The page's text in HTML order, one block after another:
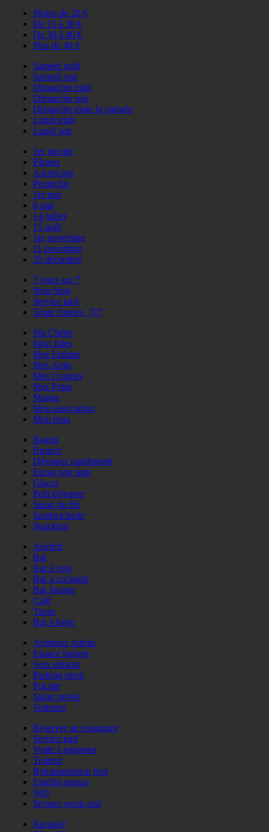
Moins de 20 €
De 15 à 30 €
De 30 à 40 €
Plus de 40 €
Samedi midi
Samedi soir
Dimanche midi
Dimanche soir
Dimanche toute la journée
Lundi midi
Lundi soir
1er janvier
Pâques
Ascencion
Pentecôte
1er mai
8 mai
14 juillet
15 août
1er novembre
11 novembre
25 décembre
7 jours sur 7
Non-Stop
Service tard
Toute l'année, 7j/7
Ma Chérie
Mon Jules
Mes Enfants
Mes Amis
Mes Copines
Mes Potes
Mamie
Mon association
Mon boss
Bagels
Brunch
Déjeuner rapidement
Encas non stop
Glaces
Petit déjeuner
Salon de thé
Sandwicherie
Snacking
Apéritif
Bar
Bar à vins
Bar à cocktails
Bar lounge
Café
Tapas
Bar à bière
Animaux Admis
Espace fumeur
Jeux enfants
Parking privé
Piscine
Salon privés
Voiturier
Réserver un restaurant
Service tard
Vente à emporter
Traiteur
Retransmission foot
English menus
Wifi
Séjours week-end
Karaoké